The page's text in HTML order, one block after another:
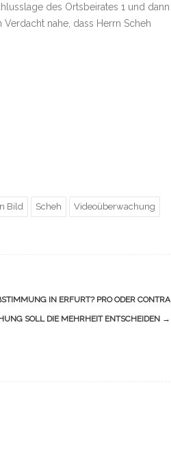
des Ortsbeirates 1 und dann
nahe, dass Herrn Scheh
Bild Scheh Videoüberwachung
IN ERFURT? PRO ODER CONTRA
SOLL DIE MEHRHEIT ENTSCHEIDEN →